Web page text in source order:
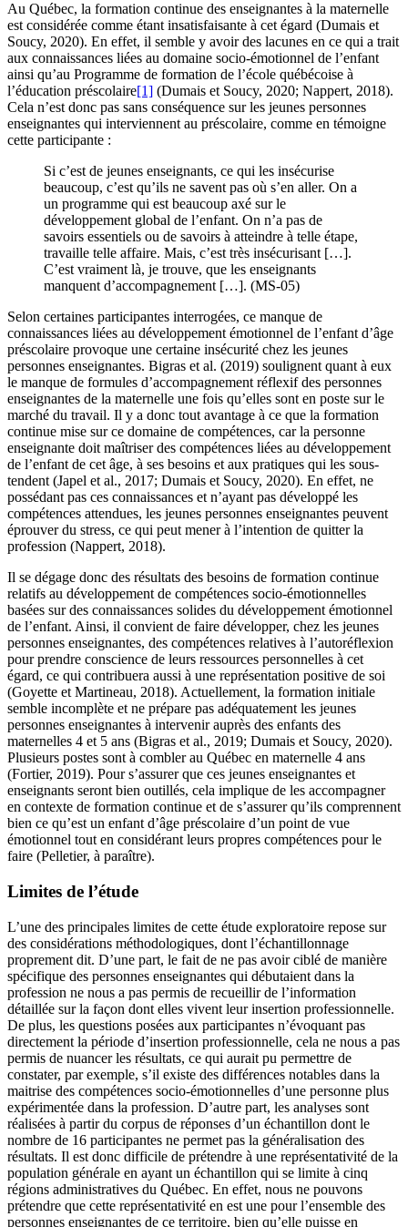
Au Québec, la formation continue des enseignantes à la maternelle
est considérée comme étant insatisfaisante à cet égard (Dumais et
Soucy, 2020). En effet, il semble y avoir des lacunes en ce qui a trait
aux connaissances liées au domaine socio-émotionnel de l’enfant
ainsi qu’au Programme de formation de l’école québécoise à
l’éducation préscolaire[1] (Dumais et Soucy, 2020; Nappert, 2018).
Cela n’est donc pas sans conséquence sur les jeunes personnes
enseignantes qui interviennent au préscolaire, comme en témoigne
cette participante :
Si c’est de jeunes enseignants, ce qui les insécurise
beaucoup, c’est qu’ils ne savent pas où s’en aller. On a
un programme qui est beaucoup axé sur le
développement global de l’enfant. On n’a pas de
savoirs essentiels ou de savoirs à atteindre à telle étape,
travaille telle affaire. Mais, c’est très insécurisant […].
C’est vraiment là, je trouve, que les enseignants
manquent d’accompagnement […]. (MS-05)
Selon certaines participantes interrogées, ce manque de
connaissances liées au développement émotionnel de l’enfant d’âge
préscolaire provoque une certaine insécurité chez les jeunes
personnes enseignantes. Bigras et al. (2019) soulignent quant à eux
le manque de formules d’accompagnement réflexif des personnes
enseignantes de la maternelle une fois qu’elles sont en poste sur le
marché du travail. Il y a donc tout avantage à ce que la formation
continue mise sur ce domaine de compétences, car la personne
enseignante doit maîtriser des compétences liées au développement
de l’enfant de cet âge, à ses besoins et aux pratiques qui les sous-
tendent (Japel et al., 2017; Dumais et Soucy, 2020). En effet, ne
possédant pas ces connaissances et n’ayant pas développé les
compétences attendues, les jeunes personnes enseignantes peuvent
éprouver du stress, ce qui peut mener à l’intention de quitter la
profession (Nappert, 2018).
Il se dégage donc des résultats des besoins de formation continue
relatifs au développement de compétences socio-émotionnelles
basées sur des connaissances solides du développement émotionnel
de l’enfant. Ainsi, il convient de faire développer, chez les jeunes
personnes enseignantes, des compétences relatives à l’autoréflexion
pour prendre conscience de leurs ressources personnelles à cet
égard, ce qui contribuera aussi à une représentation positive de soi
(Goyette et Martineau, 2018). Actuellement, la formation initiale
semble incomplète et ne prépare pas adéquatement les jeunes
personnes enseignantes à intervenir auprès des enfants des
maternelles 4 et 5 ans (Bigras et al., 2019; Dumais et Soucy, 2020).
Plusieurs postes sont à combler au Québec en maternelle 4 ans
(Fortier, 2019). Pour s’assurer que ces jeunes enseignantes et
enseignants seront bien outillés, cela implique de les accompagner
en contexte de formation continue et de s’assurer qu’ils comprennent
bien ce qu’est un enfant d’âge préscolaire d’un point de vue
émotionnel tout en considérant leurs propres compétences pour le
faire (Pelletier, à paraître).
Limites de l’étude
L’une des principales limites de cette étude exploratoire repose sur
des considérations méthodologiques, dont l’échantillonnage
proprement dit. D’une part, le fait de ne pas avoir ciblé de manière
spécifique des personnes enseignantes qui débutaient dans la
profession ne nous a pas permis de recueillir de l’information
détaillée sur la façon dont elles vivent leur insertion professionnelle.
De plus, les questions posées aux participantes n’évoquant pas
directement la période d’insertion professionnelle, cela ne nous a pas
permis de nuancer les résultats, ce qui aurait pu permettre de
constater, par exemple, s’il existe des différences notables dans la
maitrise des compétences socio-émotionnelles d’une personne plus
expérimentée dans la profession. D’autre part, les analyses sont
réalisées à partir du corpus de réponses d’un échantillon dont le
nombre de 16 participantes ne permet pas la généralisation des
résultats. Il est donc difficile de prétendre à une représentativité de la
population générale en ayant un échantillon qui se limite à cinq
régions administratives du Québec. En effet, nous ne pouvons
prétendre que cette représentativité en est une pour l’ensemble des
personnes enseignantes de ce territoire, bien qu’elle puisse en